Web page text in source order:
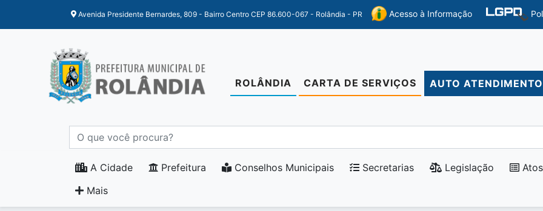
Avenida Presidente Bernardes, 809 - Bairro Centro CEP 86.600-067 - Rolândia - PR Acesso à Informação
ROLÂNDIA CARTA DE SERVIÇOS AUTO ATENDIMENTO
A Cidade Prefeitura Conselhos Municipais Secretarias Legislação
Mais